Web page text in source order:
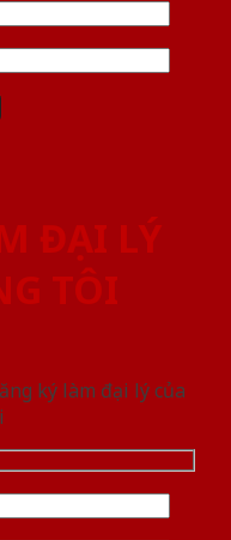
ĐẠI LÝ
TÔI
ký làm đại lý của